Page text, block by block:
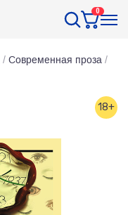
0
/ Современная проза /
18+